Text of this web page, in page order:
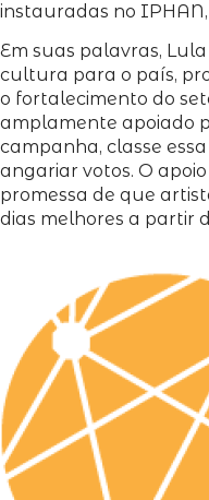
instauradas no
Em suas palavras,
cultura para o país,
o fortalecimento do
amplamente apoiado
campanha, classe
angariar votos. O
promessa de que
dias melhores a partir